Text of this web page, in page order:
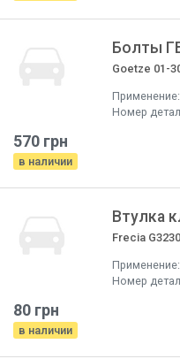
Болты
Goetze 01-
Применение:
Номер
570 грн
в наличии
Втулка
Frecia
Применение:
Номер
80 грн
в наличии